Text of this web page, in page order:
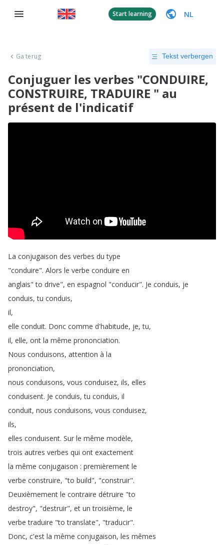
Start learning NL
Ga terug Tekst verbergen
Conjuguer les verbes "CONDUIRE,
CONSTRUIRE, TRADUIRE " au
présent de l'indicatif
La conjugaison des verbes du type
"conduire". Alors le verbe conduire en
anglais"to drive", en espagnol "conducir". Je conduis, je
conduis,tu conduis,
il,
elle conduit. Donc comme d'habitude, je,tu,
il, elle, ont la même prononciation.
Nous conduisons, attention à la
prononciation,
nous conduisons, vous conduisez, ils, elles
conduisent. Je conduis,tu conduis, il
conduit, nous conduisons, vous conduisez,
ils,
elles conduisent. Sur le même modèle,
trois autres verbes qui ont exactement
la même conjugaison : premièrement le
verbe construire, "to build", "construir".
Deuxièmement le contraire détruire "to
destroy", "destruir", et un troisième, le
verbe traduire "to translate", "traducir".
Donc, c'est la même conjugaison, les mêmes